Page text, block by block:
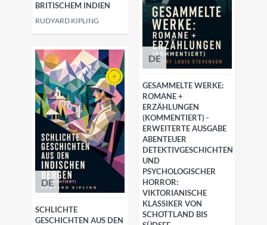
BRITISCHEM INDIEN
RUDYARD KIPLING
DE
GESAMMELTE WERKE:
ROMANE +
ERZÄHLUNGEN
(KOMMENTIERT) -
ERWEITERTE AUSGABE
ABENTEUER
DETEKTIVGESCHICHTEN
UND
PSYCHOLOGISCHER
HORROR:
VIKTORIANISCHE
KLASSIKER VON
SCHOTTLAND BIS
DE
SCHLICHTE
GESCHICHTEN AUS DEN